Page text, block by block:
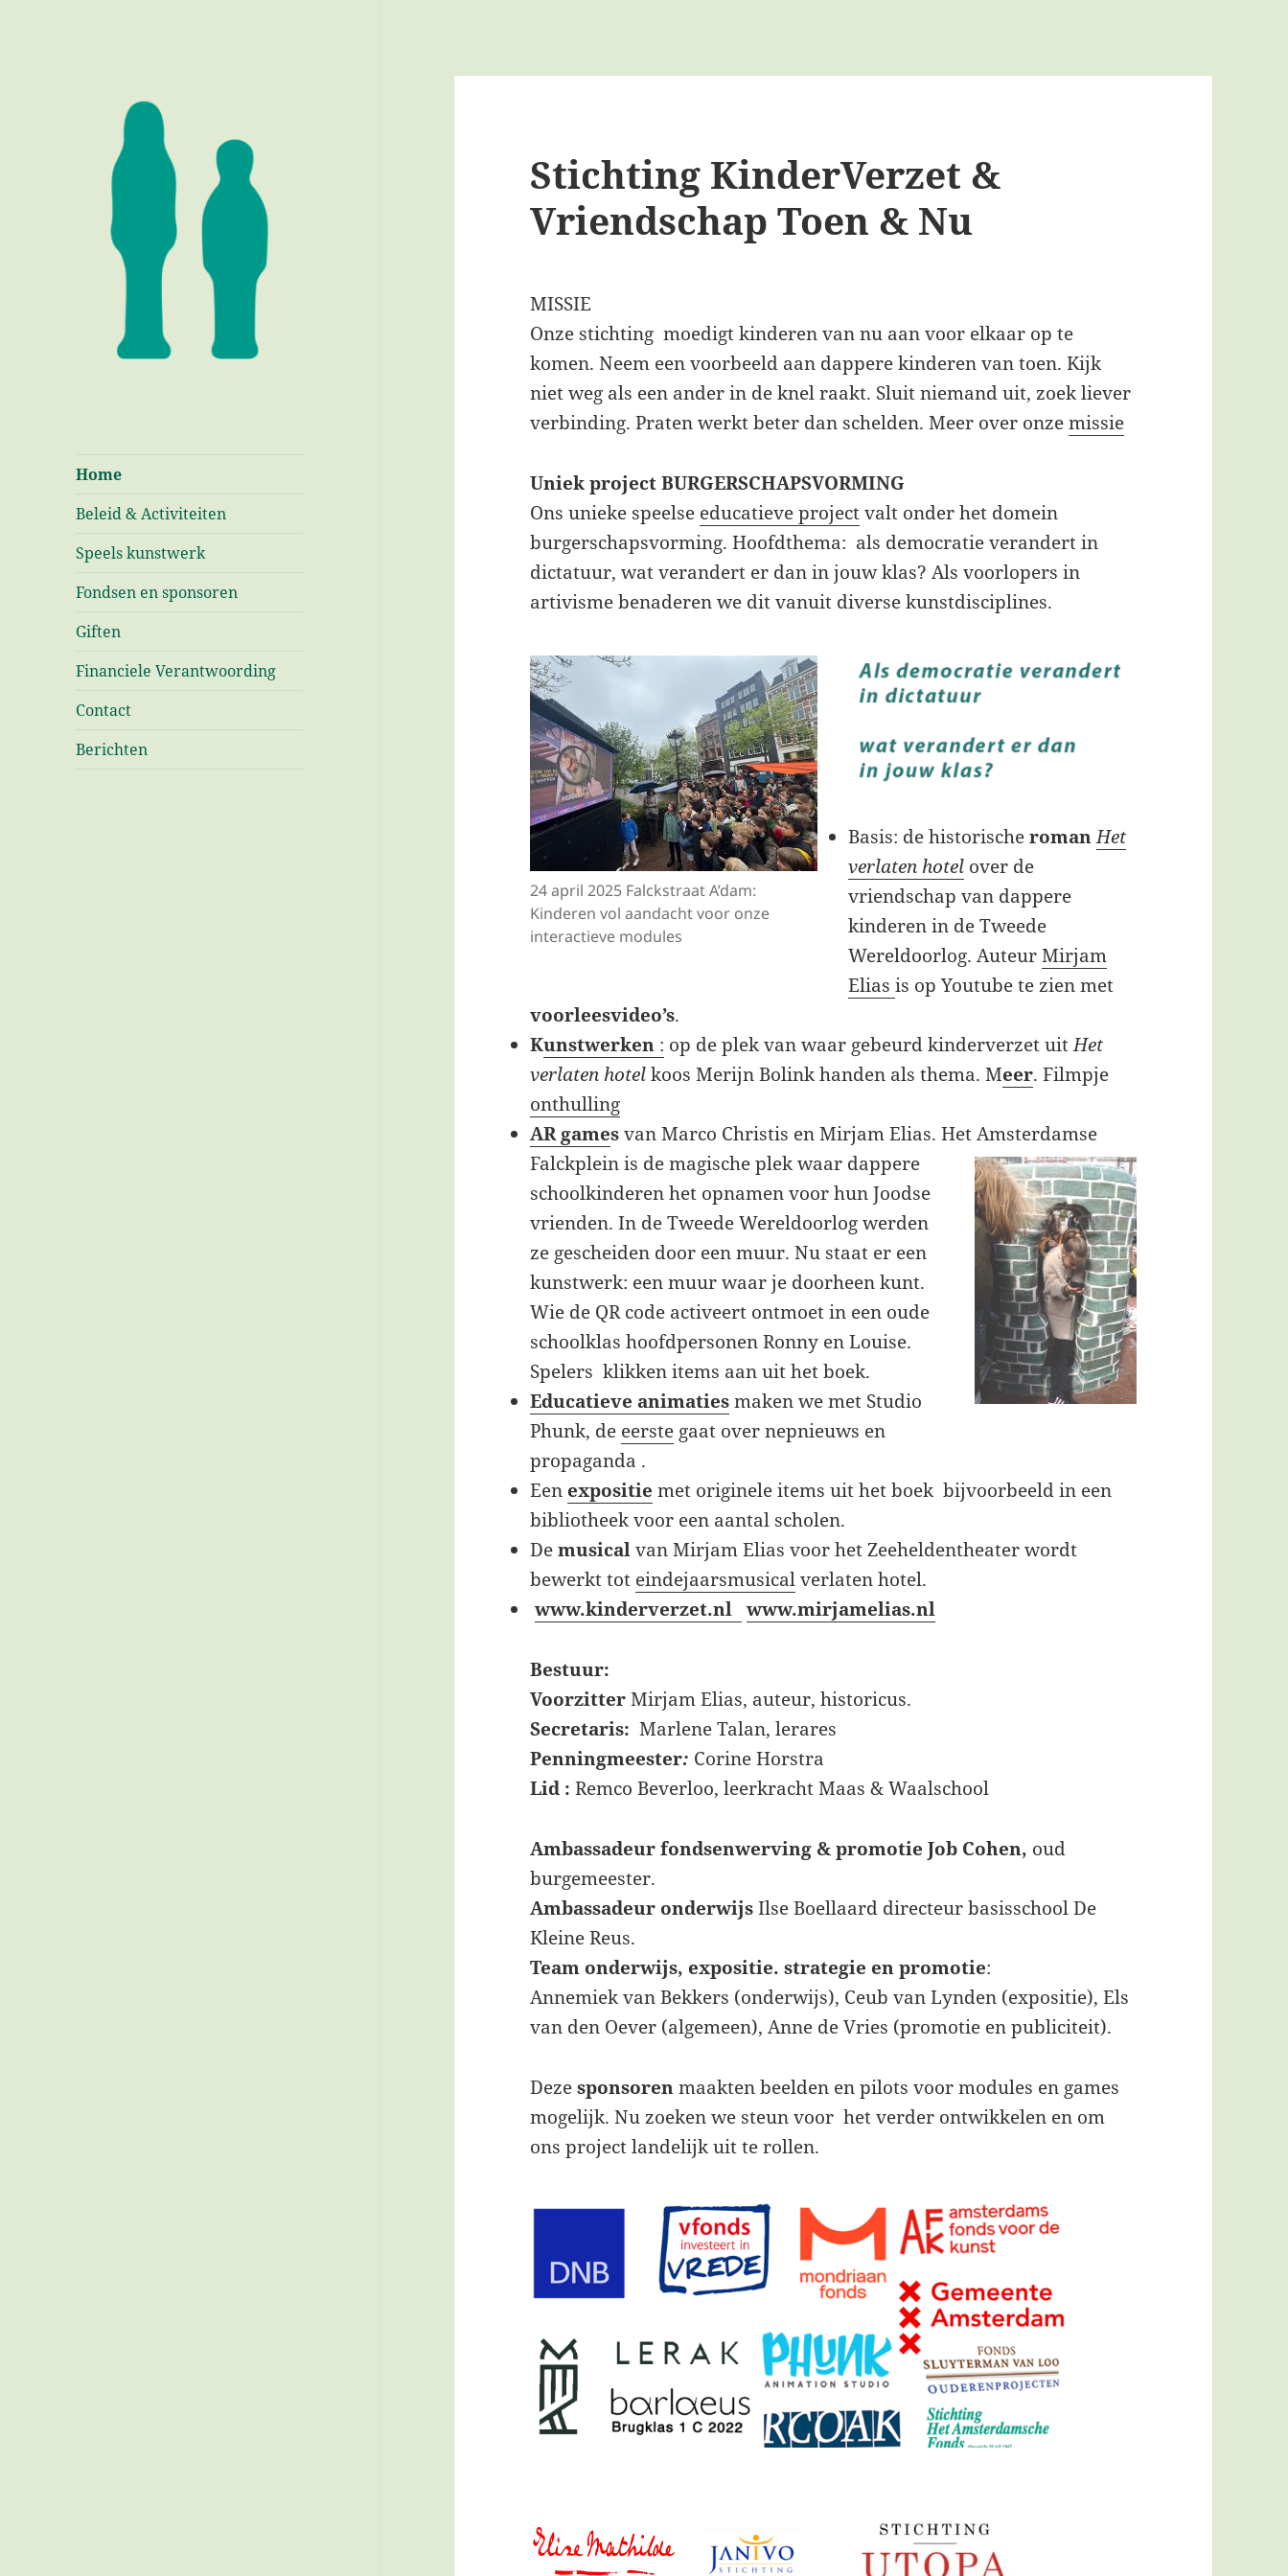
Vriendschap
Toen & Nu
Home
Beleid & Activiteiten
Speels kunstwerk
Fondsen en sponsoren
Giften
Financiele Verantwoording
Contact
Berichten
Stichting KinderVerzet &
Vriendschap Toen & Nu
MISSIE
Onze stichting moedigt kinderen van nu aan voor elkaar op te
komen. Neem een voorbeeld aan dappere kinderen van toen. Kijk
niet weg als een ander in de knel raakt. Sluit niemand uit, zoek liever
verbinding. Praten werkt beter dan schelden. Meer over onzemissie
Uniek project BURGERSCHAPSVORMING
Ons unieke speelse educatieve projectvalt onder het domein
burgerschapsvorming. Hoofdthema: als democratie verandert in
dictatuur, wat verandert er dan in jouw klas? Als voorlopers in
artivisme benaderen we dit vanuit diverse kunstdisciplines.
24 april 2025 Falckstraat A’dam:
Kinderen vol aandacht voor onze
interactieve modules
Basis: de historischeroman Het
verlaten hotel over de
vriendschap van dappere
kinderen in de Tweede
Wereldoorlog. AuteurMirjam
Eliasis op Youtube te zien met
voorleesvideo’s.
Kunstwerken : op de plek van waar gebeurd kinderverzet uitHet
verlaten hotelkoos Merijn Bolink handen als thema. Meer. Filmpje
onthulling
AR gamesvan Marco Christis en Mirjam Elias. Het Amsterdamse
Falckplein is de magische plek waar dappere
schoolkinderen het opnamen voor hun Joodse
vrienden. In de Tweede Wereldoorlog werden
ze gescheiden door een muur. Nu staat er een
kunstwerk: een muur waar je doorheen kunt.
Wie de QR code activeert ontmoet in een oude
schoolklas hoofdpersonen Ronny en Louise.
Spelers klikken items aan uit het boek.
Educatieve animatiesmaken we met Studio
Phunk, de eerste gaat over nepnieuws en
propaganda .
Een expositie met originele items uit het boek bijvoorbeeld in een
bibliotheek voor een aantal scholen.
Demusicalvan Mirjam Elias voor het Zeeheldentheater wordt
bewerkt tot eindejaarsmusicalverlaten hotel.
www.kinderverzet.nl www.mirjamelias.nl
Bestuur:
VoorzitterMirjam Elias, auteur, historicus.
Secretaris:Marlene Talan, lerares
Penningmeester: Corine Horstra
Lid :Remco Beverloo, leerkracht Maas & Waalschool
Ambassadeur fondsenwerving & promotie Job Cohen, oud
burgemeester.
Ambassadeur onderwijsIlse Boellaard directeur basisschool De
Kleine Reus.
Team onderwijs, expositie. strategie en promotie:
Annemiek van Bekkers (onderwijs), Ceub van Lynden (expositie), Els
van den Oever (algemeen), Anne de Vries (promotie en publiciteit).
Dezesponsorenmaakten beelden en pilots voor modules en games
mogelijk. Nu zoeken we steun voor het verder ontwikkelen en om
ons project landelijk uit te rollen.